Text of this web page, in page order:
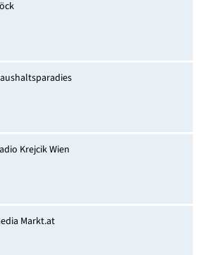
Krejcik Wien
Markt.at